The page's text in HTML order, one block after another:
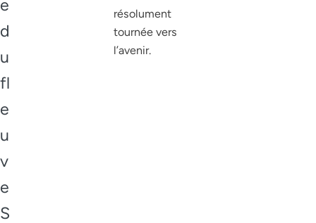
e
d
u
fl
e
u
v
e
S
résolument
tournée vers
l’avenir.